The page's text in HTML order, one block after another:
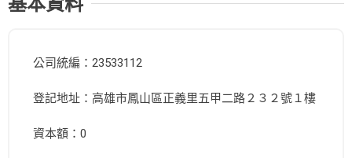
公司統編：23533112
登記地址：高雄市鳳山區正義里五甲二路２３２號１樓
資本額：0